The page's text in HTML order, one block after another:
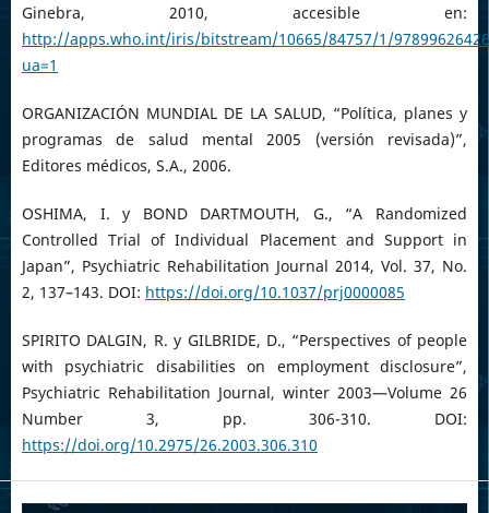
Ginebra, 2010, accesible en:
http://apps.who.int/iris/bitstream/10665/84757/1/
ua=1
ORGANIZACIÓN MUNDIAL DE LA SALUD, “Política, planes y
programas de salud mental 2005 (versión revisada)”,
Editores médicos, S.A., 2006.
OSHIMA, I. y BOND DARTMOUTH, G., “A Randomized
Controlled Trial of Individual Placement and Support in
Japan”, Psychiatric Rehabilitation Journal 2014, Vol. 37, No.
2, 137–143. DOI: https://doi.org/10.1037/prj0000085
SPIRITO DALGIN, R. y GILBRIDE, D., “Perspectives of people
with psychiatric disabilities on employment disclosure”,
Psychiatric Rehabilitation Journal, winter 2003—Volume 26
Number 3, pp. 306-310. DOI:
https://doi.org/10.2975/26.2003.306.310